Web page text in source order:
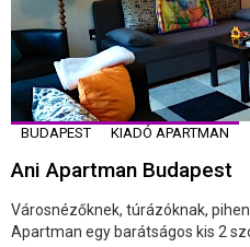
BUDAPEST KIADÓ APARTMAN
Ani Apartman Budapest
Városnézőknek, túrázóknak,
Apartman egy barátságos kis 2